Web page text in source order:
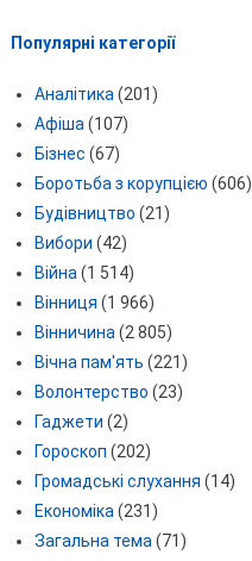
Популярні категорії
Аналітика (201)
Афіша (107)
Бізнес (67)
Боротьба з корупцією (606)
Будівництво (21)
Вибори (42)
Війна (1 514)
Вінниця (1 966)
Вінничина (2 805)
Вічна пам'ять (221)
Волонтерство (23)
Гаджети (2)
Гороскоп (202)
Громадські слухання (14)
Економіка (231)
Загальна тема (71)